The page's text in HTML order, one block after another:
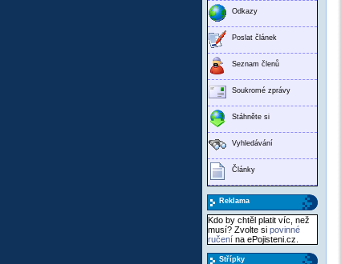
Odkazy
Poslat článek
Seznam členů
Soukromé zprávy
Stáhněte si
Vyhledávání
Články
Reklama
Kdo by chtěl platit víc, než
musí? Zvolte si povinné
ručení na ePojisteni.cz.
Střípky